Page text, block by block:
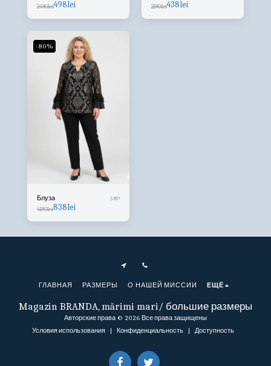
2490lei498lei 2190lei438lei
-80%
Блуза 5389
4190lei838lei
Magazin BRANDA, mărimi mari/ большие размеры
Авторские права © 2026 Все права защищены
Условия использования | Конфиденциальность | Доступность
ГЛАВНАЯ РАЗМЕРЫ О НАШЕЙ МИССИИ ЕЩЁ